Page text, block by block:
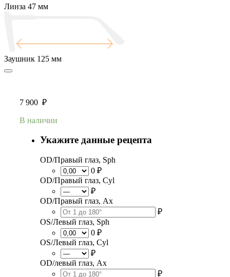
Линза 47 мм
Заушник 125 мм
7 900 ₽
В наличии
Укажите данные рецепта
OD/Правый глаз, Sph
0 ₽
OD/Правый глаз, Cyl
₽
OD/Правый глаз, Ax
₽
OS/Левый глаз, Sph
0 ₽
OS/Левый глаз, Cyl
₽
OD/левый глаз, Ax
₽